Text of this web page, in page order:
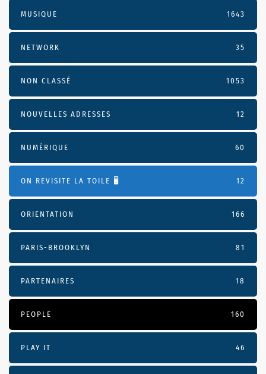
MUSIQUE 1643
NETWORK 35
NON CLASSÉ 1053
NOUVELLES ADRESSES 12
NUMÉRIQUE 60
ON REVISITE LA TOILE 🖥️ 12
ORIENTATION 166
PARIS-BROOKLYN 81
PARTENAIRES 18
PEOPLE 160
PLAY IT 46